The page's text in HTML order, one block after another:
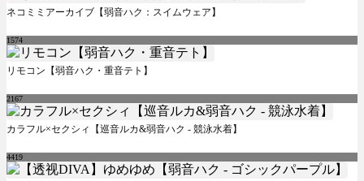
ネコミミアーカイブ【弱音ハク：スイムウェア】
1574
リモコン【弱音ハク・重音テト】
2167
カラフル×セクシィ【巡音ルカ&弱音ハク - 競泳水着】
4419